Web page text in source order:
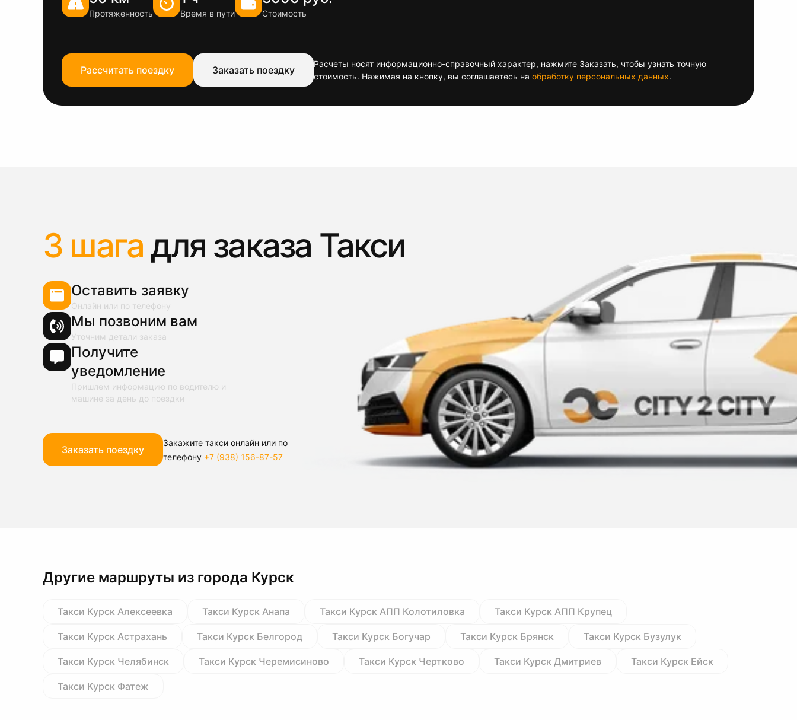
Протяженность Время в пути Стоимость
Рассчитать поездку Заказать поездку
Расчеты носят информационно-справочный характер, нажмите Заказать, чтобы узнать точную
стоимость. Нажимая на кнопку, вы соглашаетесь на обработку персональных данных.
3 шага для заказа Такси
Оставить заявку
Онлайн или по телефону
Мы позвоним вам
Уточним детали заказа
Получите
уведомление
Пришлем информацию по водителю и
машине за день до поездки
Заказать поездку
Закажите такси онлайн или по
телефону +7 (938) 156-87-57
Другие маршруты из города Курск
Такси Курск Алексеевка Такси Курск Анапа Такси Курск АПП Колотиловка Такси Курск АПП Крупец
Такси Курск Астрахань Такси Курск Белгород Такси Курск Богучар Такси Курск Брянск Такси Курск Бузулук
Такси Курск Челябинск Такси Курск Черемисиново Такси Курск Чертково Такси Курск Дмитриев Такси Курск Ейск
Такси Курск Фатеж